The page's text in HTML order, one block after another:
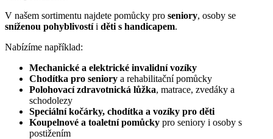
V našem sortimentu najdete pomůcky pro seniory, osoby se
sníženou pohyblivostíi děti s handicapem.
Nabízíme například:
Mechanické a elektrické invalidní vozíky
Chodítka pro seniory a rehabilitační pomůcky
Polohovací zdravotnická lůžka, matrace, zvedáky a
schodolezy
Speciální kočárky, chodítka a vozíky pro děti
Koupelnové a toaletní pomůcky pro seniory i osoby s
postižením